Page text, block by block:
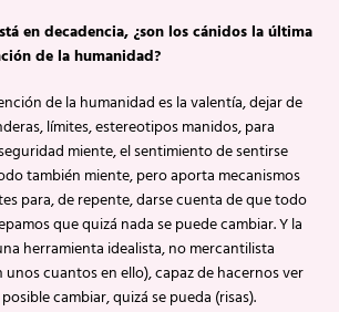
en decadencia, ¿son los cánidos la última
de la humanidad?
de la humanidad es la valentía, dejar de
límites, estereotipos manidos, para
miente, el sentimiento de sentirse
también miente, pero aporta mecanismos
para, de repente, darse cuenta de que todo
que quizá nada se puede cambiar. Y la
herramienta idealista, no mercantilista
unos cuantos en ello), capaz de hacernos ver
cambiar, quizá se pueda (risas).